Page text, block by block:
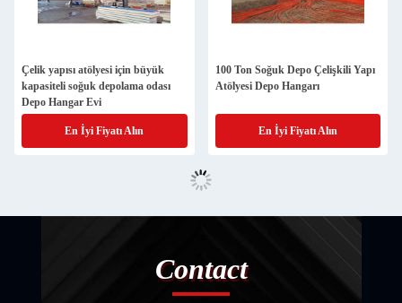
Çelik yapısı atölyesi için büyük
kapasiteli soğuk depolama odası
Depo Hangar Evi
En İyi Fiyatı Alın
100 Ton Soğuk Depo Çelişkili Yapı
Atölyesi Depo Hangarı
En İyi Fiyatı Alın
Contact